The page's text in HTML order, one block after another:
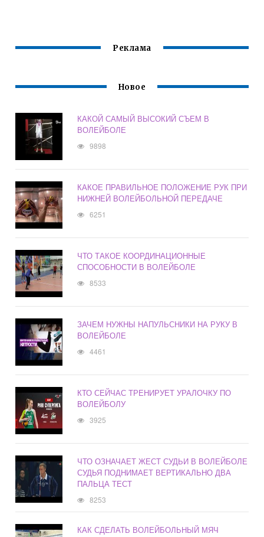
Реклама
Новое
КАКОЙ САМЫЙ ВЫСОКИЙ СЪЕМ В
ВОЛЕЙБОЛЕ
9898
КАКОЕ ПРАВИЛЬНОЕ ПОЛОЖЕНИЕ РУК ПРИ
НИЖНЕЙ ВОЛЕЙБОЛЬНОЙ ПЕРЕДАЧЕ
6251
ЧТО ТАКОЕ КООРДИНАЦИОННЫЕ
СПОСОБНОСТИ В ВОЛЕЙБОЛЕ
8533
ЗАЧЕМ НУЖНЫ НАПУЛЬСНИКИ НА РУКУ В
ВОЛЕЙБОЛЕ
4461
КТО СЕЙЧАС ТРЕНИРУЕТ УРАЛОЧКУ ПО
ВОЛЕЙБОЛУ
3925
ЧТО ОЗНАЧАЕТ ЖЕСТ СУДЬИ В ВОЛЕЙБОЛЕ
СУДЬЯ ПОДНИМАЕТ ВЕРТИКАЛЬНО ДВА
ПАЛЬЦА ТЕСТ
8253
КАК СДЕЛАТЬ ВОЛЕЙБОЛЬНЫЙ МЯЧ